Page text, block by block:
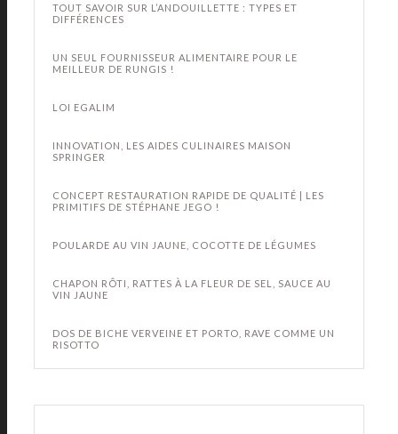
TOUT SAVOIR SUR L’ANDOUILLETTE : TYPES ET
DIFFÉRENCES
UN SEUL FOURNISSEUR ALIMENTAIRE POUR LE
MEILLEUR DE RUNGIS !
LOI EGALIM
INNOVATION, LES AIDES CULINAIRES MAISON
SPRINGER
CONCEPT RESTAURATION RAPIDE DE QUALITÉ | LES
PRIMITIFS DE STÉPHANE JEGO !
POULARDE AU VIN JAUNE, COCOTTE DE LÉGUMES
CHAPON RÔTI, RATTES À LA FLEUR DE SEL, SAUCE AU
VIN JAUNE
DOS DE BICHE VERVEINE ET PORTO, RAVE COMME UN
RISOTTO